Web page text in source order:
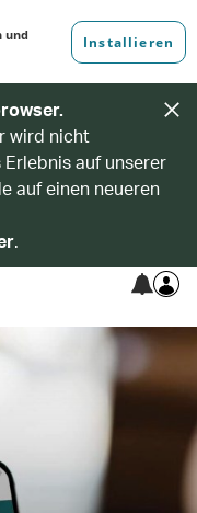
wird nicht
auf unserer
auf einen neueren
.